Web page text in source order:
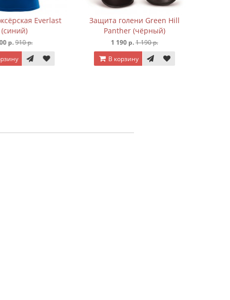
Everlast
910 р.
Защита голени Green Hill
Panther (чёрный)
1 190 р.1 190 р.
В корзину